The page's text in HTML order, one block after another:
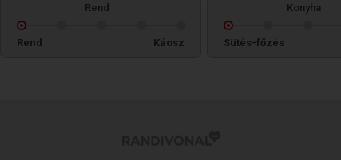
Rend
Rend Káosz
Konyha
Sütés-főzés